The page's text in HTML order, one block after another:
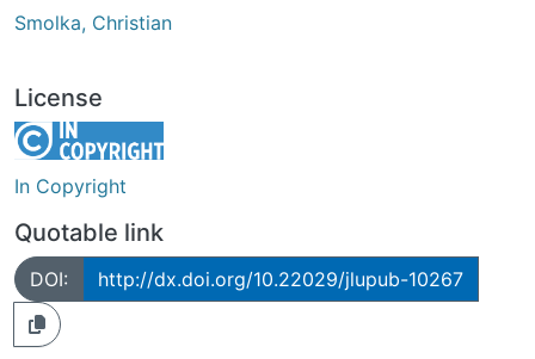
Smolka, Christian
License
In Copyright
Quotable link
DOI: http://dx.doi.org/10.22029/jlupub-10267